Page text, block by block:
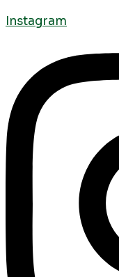
Instagram